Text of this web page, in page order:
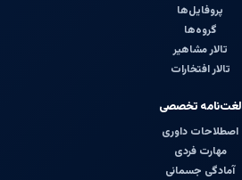
پروفایل‌ها
گروه‌ها
تالار مشاهیر
تالار افتخارات
لغت‌نامه تخصصی
اصطلاحات داوری
مهارت فردی
آمادگی جسمانی